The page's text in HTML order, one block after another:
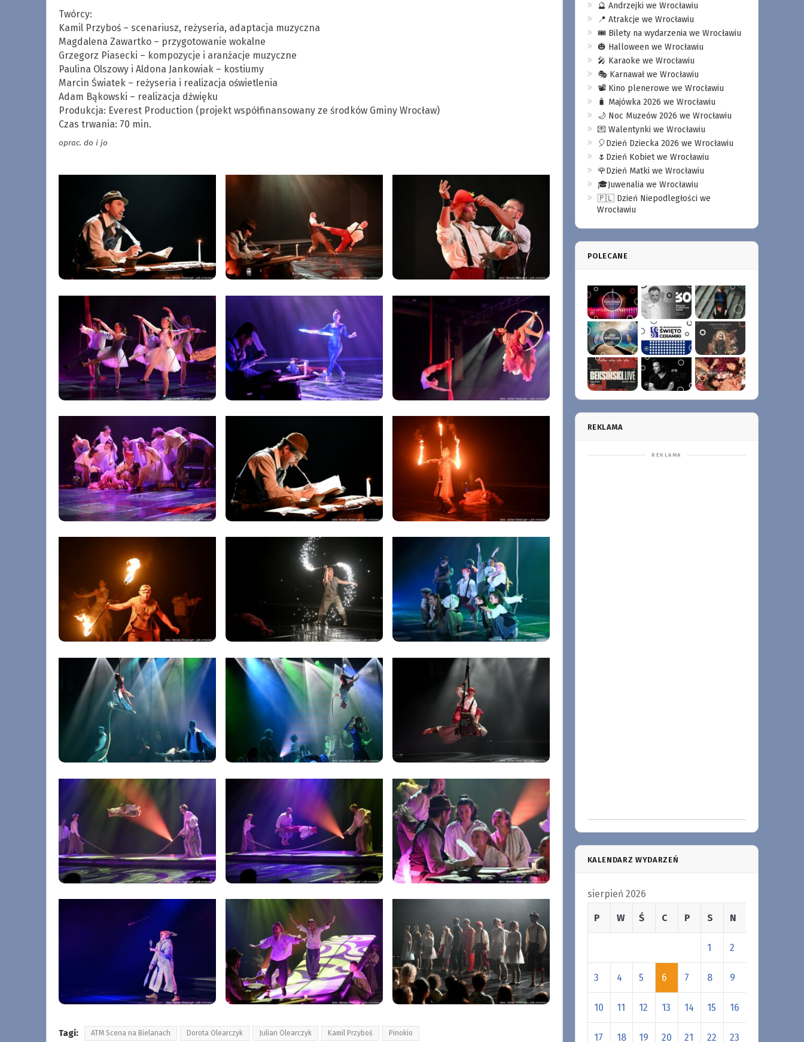
Twórcy:
Kamil Przyboś – scenariusz, reżyseria, adaptacja muzyczna
Magdalena Zawartko – przygotowanie wokalne
Grzegorz Piasecki – kompozycje i aranżacje muzyczne
Paulina Olszowy i Aldona Jankowiak – kostiumy
Marcin Światek – reżyseria i realizacja oświetlenia
Adam Bąkowski – realizacja dźwięku
Produkcja: Everest Production (projekt współfinansowany ze środków Gminy Wrocław)
Czas trwania: 70 min.
oprac. do i jo
Tagi: ATM Scena na Bielanach Dorota Olearczyk Julian Olearczyk Kamil Przyboś Pinokio
🔮 Andrzejki we Wrocławiu
📍 Atrakcje we Wrocławiu
🎟️ Bilety na wydarzenia we Wrocławiu
🎃 Halloween we Wrocławiu
🎤 Karaoke we Wrocławiu
🎭 Karnawał we Wrocławiu
📽️ Kino plenerowe we Wrocławiu
🧳 Majówka 2026 we Wrocławiu
🌙 Noc Muzeów 2026 we Wrocławiu
💌 Walentynki we Wrocławiu
🎈Dzień Dziecka 2026 we Wrocławiu
🌷Dzień Kobiet we Wrocławiu
🌹Dzień Matki we Wrocławiu
🎓Juwenalia we Wrocławiu
🇵🇱 Dzień Niepodległości we
Wrocławiu
POLECANE
REKLAMA
KALENDARZ WYDARZEŃ
sierpień 2026
P W Ś C P S N
1 2
3 4 5 6 7 8 9
10 11 12 13 14 15 16
17 18 19 20 21 22 23